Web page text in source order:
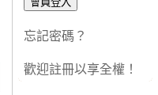
忘記密碼？
歡迎註冊以享全權！